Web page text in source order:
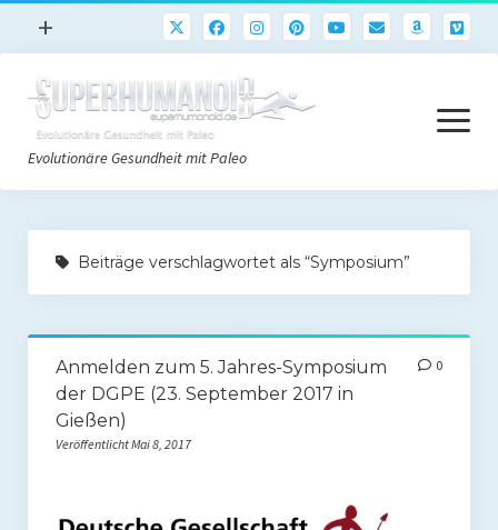
Menü
öffnen
+
Paleo
Rezepte
Sport
Gehirn
Freeletics
Podcast
English
Evolutionäre Gesundheit mit Paleo
Menü
öffnen
Paleo Start
Paleo Grundlagen 2.0
Einkaufsliste
Paleo-Einkaufsliste.de
Beiträge verschlagwortet als “Symposium”
Anmelden zum 5. Jahres-Symposium
der DGPE (23. September 2017 in
Gießen)
Veröffentlicht Mai 8, 2017
0